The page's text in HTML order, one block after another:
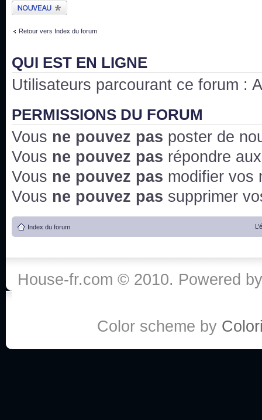
Publier un nouveau
sujet
Retour vers Index du forum
QUI EST EN LIGNE
Utilisateurs parcourant ce forum :
PERMISSIONS DU FORUM
Vous ne pouvez pas poster de
Vous ne pouvez pas répondre
Vous ne pouvez pas modifier vos
Vous ne pouvez pas supprimer
Index du forum
House-fr.com © 2010. Powered
Color scheme by